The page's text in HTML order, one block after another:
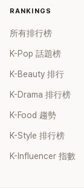
RANKINGS
所有排行榜
K-Pop 話題榜
K-Beauty 排行
K-Drama 排行榜
K-Food 趨勢
K-Style 排行榜
K-Influencer 指數